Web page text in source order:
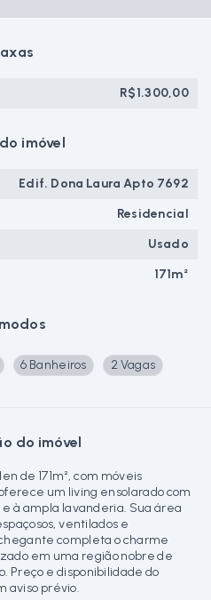
6 Banheiros 2 Vagas
do imóvel
de 171m², com móveis
um living ensolarado com
à ampla lavanderia. Sua área
ventilados e
completa o charme
em uma região nobre de
Preço e disponibilidade do
aviso prévio.
R$1.300,00
imóvel
Edif. Dona Laura Apto 7692
Residencial
Usado
171m²